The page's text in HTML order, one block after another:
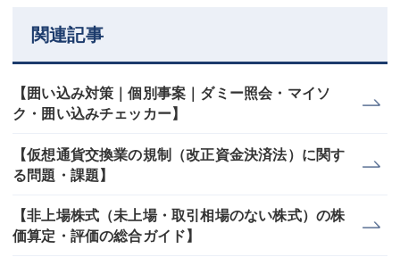
関連記事
【囲い込み対策｜個別事案｜ダミー照会・マイソ
ク・囲い込みチェッカー】
【仮想通貨交換業の規制（改正資金決済法）に関す
る問題・課題】
【非上場株式（未上場・取引相場のない株式）の株
価算定・評価の総合ガイド】